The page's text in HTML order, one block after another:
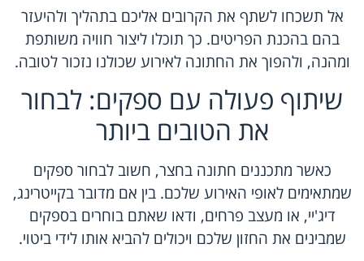
אל תשכחו לשתף את הקרובים אליכם בתהליך ולהיעזר
בהם בהכנת הפריטים. כך תוכלו ליצור חוויה משותפת
ומהנה, ולהפוך את החתונה לאירוע שכולנו נזכור לטובה.
שיתוף פעולה עם ספקים: לבחור
את הטובים ביותר
כאשר מתכננים חתונה בחצר, חשוב לבחור ספקים
שמתאימים לאופי האירוע שלכם. בין אם מדובר בקייטרינג,
דיג'יי, או מעצב פרחים, ודאו שאתם בוחרים בספקים
שמבינים את החזון שלכם ויכולים להביא אותו לידי ביטוי.